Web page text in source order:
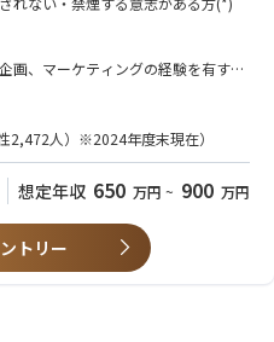
け）から出口（保険金支払い）まで
企画などに携わっていただきます。
約部）
引受可否判断業務（契約審査部）
契約保全業務（契約保全部）
務（料金部）
わる企画および調整業務等、契約サ
門を契約サービス部門と呼んでおり
ング部）
画、マーケティングの経験を有する
有する方
告宣伝部での経験を有する方
経験
、「2028年までに社員の喫煙率を
2,472人）※2024年度末現在）
想定年収 650 万円 ~ 900 万円
トリー